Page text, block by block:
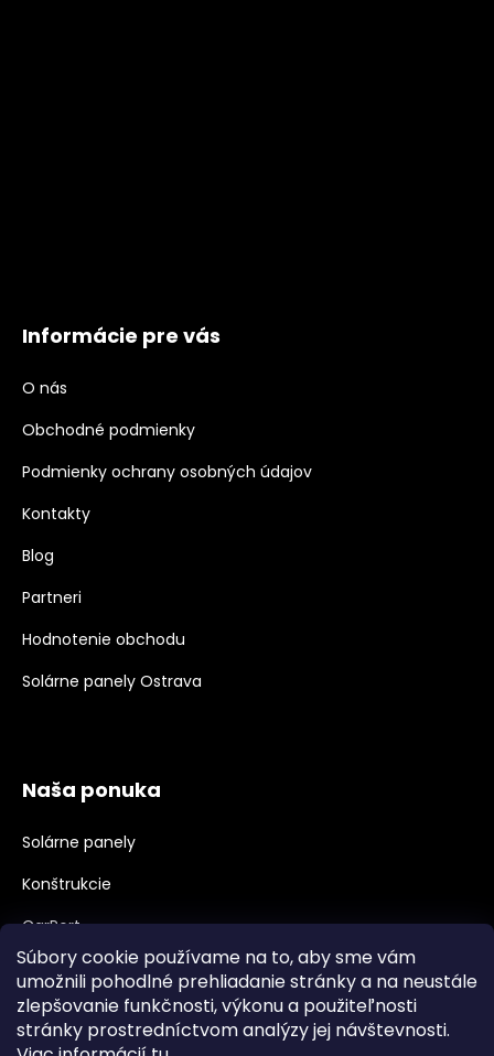
Súbory cookie používame na to, aby sme vám
umožnili pohodlné prehliadanie stránky a na neustále
zlepšovanie funkčnosti, výkonu a použiteľnosti
stránky prostredníctvom analýzy jej návštevnosti.
Informácie pre vás
O nás
Obchodné podmienky
Podmienky ochrany osobných údajov
Kontakty
Blog
Partneri
Hodnotenie obchodu
Solárne panely Ostrava
Naša ponuka
Solárne panely
Konštrukcie
CarPort
Meniče, Príslušenstvo
Velkoobchod, B2B